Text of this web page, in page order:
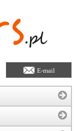
E-mail